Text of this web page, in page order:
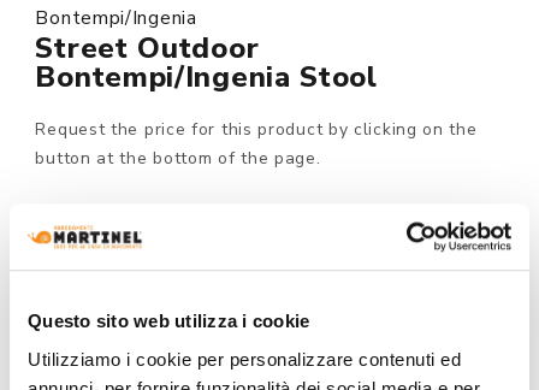
Questo sito web utilizza i cookie
Utilizziamo i cookie per personalizzare contenuti ed
Bontempi/Ingenia
Street Outdoor
Bontempi/Ingenia Stool
Request the price for this product by clicking on the
button at the bottom of the page.
MODEL :